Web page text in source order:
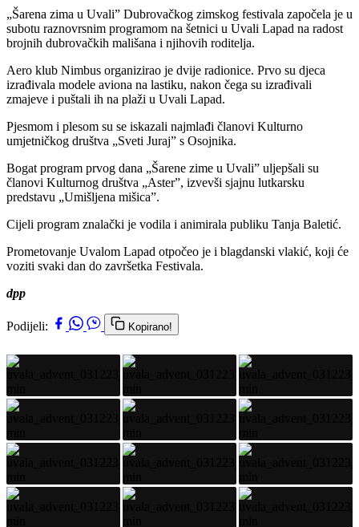
„Šarena zima u Uvali” Dubrovačkog zimskog festivala započela je u
subotu raznovrsnim programom na šetnici u Uvali Lapad na radost
brojnih dubrovačkih mališana i njihovih roditelja.
Aero klub Nimbus organizirao je dvije radionice. Prvo su djeca
izrađivala modele aviona na lastiku, nakon čega su izrađivali
zmajeve i puštali ih na plaži u Uvali Lapad.
Pjesmom i plesom su se iskazali najmlađi članovi Kulturno
umjetničkog društva „Sveti Juraj” s Osojnika.
Bogat program prvog dana „Šarene zime u Uvali” uljepšali su
članovi Kulturnog društva „Aster”, izvevši sjajnu lutkarsku
predstavu „Umišljena mišica”.
Cijeli program znalački je vodila i animirala publiku Tanja Baletić.
Prometovanje Uvalom Lapad otpočeo je i blagdanski vlakić, koji će
voziti svaki dan do završetka Festivala.
dpp
Podijeli: Kopirano!